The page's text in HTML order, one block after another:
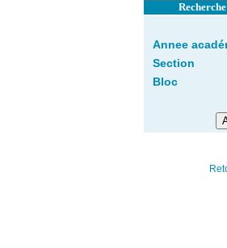
Annee
Section
Bloc